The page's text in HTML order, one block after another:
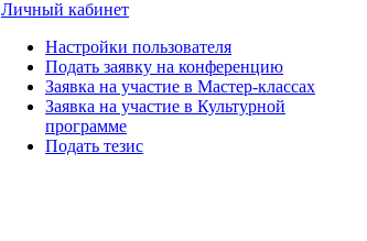
Личный кабинет
Настройки пользователя
Подать заявку на конференцию
Заявка на участие в Мастер-классах
Заявка на участие в Культурной
программе
Подать тезис